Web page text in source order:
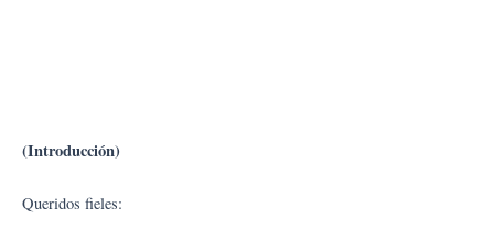
(Introducción)
Queridos fieles: